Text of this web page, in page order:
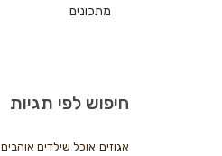
מתכונים
חיפוש לפי תגיות
אגוזים אוכל שילדים אוהבים